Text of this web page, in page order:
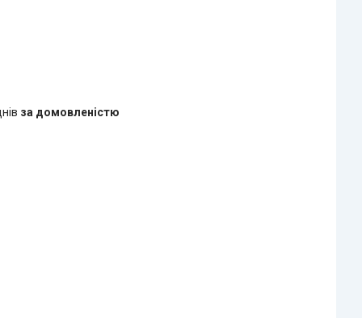
за домовленістю